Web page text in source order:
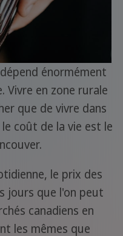
énormément
Vivre en zone rurale
que de vivre dans
coût de la vie est le
le prix des
jours que l'on peut
canadiens en
les mêmes que